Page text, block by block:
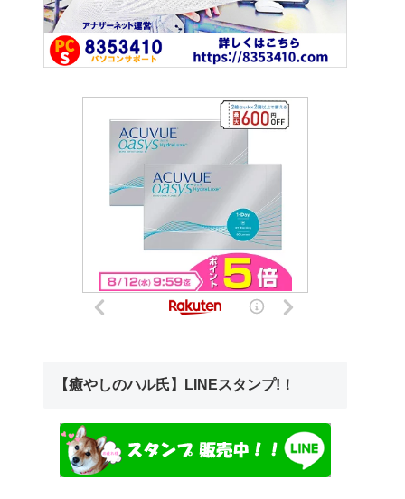
【癒やしのハル氏】LINEスタンプ!！